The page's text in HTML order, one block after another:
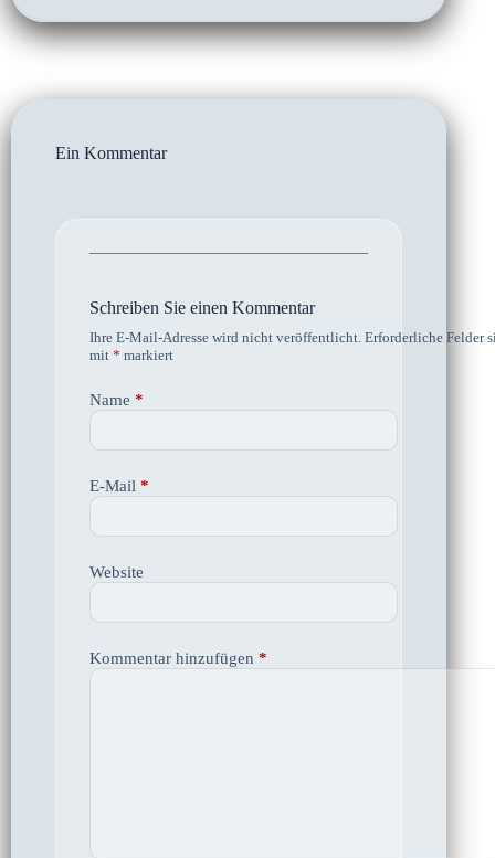
Ein Kommentar
Schreiben Sie einen Kommentar
Ihre E-Mail-Adresse wird nicht veröffentlicht. Erforderliche Felder
mit * markiert
Name *
E-Mail *
Website
Kommentar hinzufügen *